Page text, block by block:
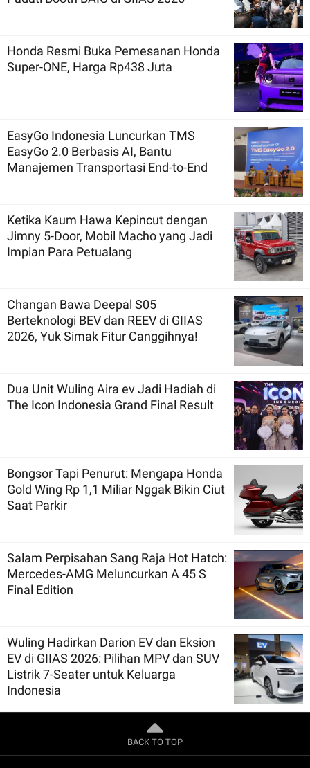
Honda Resmi Buka Pemesanan Honda
Super-ONE, Harga Rp438 Juta
EasyGo Indonesia Luncurkan TMS
EasyGo 2.0 Berbasis AI, Bantu
Manajemen Transportasi End-to-End
Ketika Kaum Hawa Kepincut dengan
Jimny 5-Door, Mobil Macho yang Jadi
Impian Para Petualang
Changan Bawa Deepal S05
Berteknologi BEV dan REEV di GIIAS
2026, Yuk Simak Fitur Canggihnya!
Dua Unit Wuling Aira ev Jadi Hadiah di
The Icon Indonesia Grand Final Result
Bongsor Tapi Penurut: Mengapa Honda
Gold Wing Rp 1,1 Miliar Nggak Bikin Ciut
Saat Parkir
Salam Perpisahan Sang Raja Hot Hatch:
Mercedes-AMG Meluncurkan A 45 S
Final Edition
Wuling Hadirkan Darion EV dan Eksion
EV di GIIAS 2026: Pilihan MPV dan SUV
Listrik 7-Seater untuk Keluarga
Indonesia
BACK TO TOP